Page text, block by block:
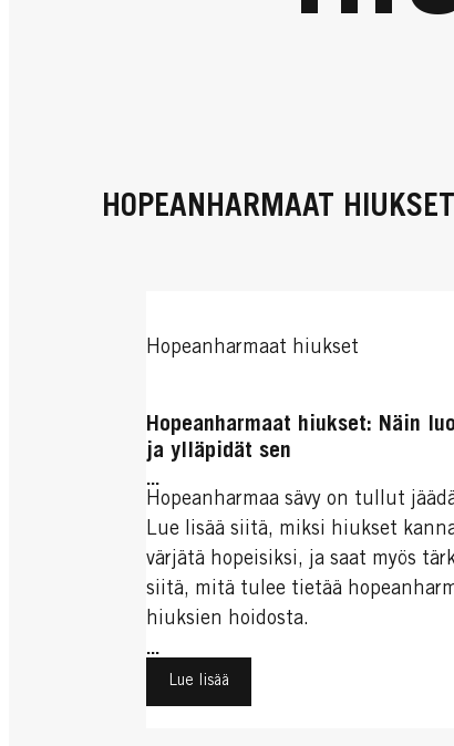
HOPEANHARMAAT HIUKSET
Hopeanharmaat hiukset
Hopeanharmaat hiukset: Näin
ja ylläpidät sen
...
Hopeanharmaa sävy on tullut
Lue lisää siitä, miksi hiukset
värjätä hopeisiksi, ja saat myös
siitä, mitä tulee tietää
hiuksien hoidosta.
...
Lue lisää